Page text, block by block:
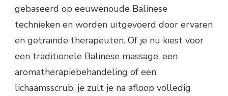
gebaseerd op eeuwenoude Balinese
technieken en worden uitgevoerd door ervaren
en getrainde therapeuten. Of je nu kiest voor
een traditionele Balinese massage, een
aromatherapiebehandeling of een
lichaamsscrub, je zult je na afloop volledig